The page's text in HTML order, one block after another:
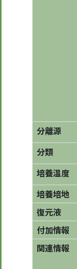
分離源
分類
培養温度
培養培地
復元液
付加情報
関連情報